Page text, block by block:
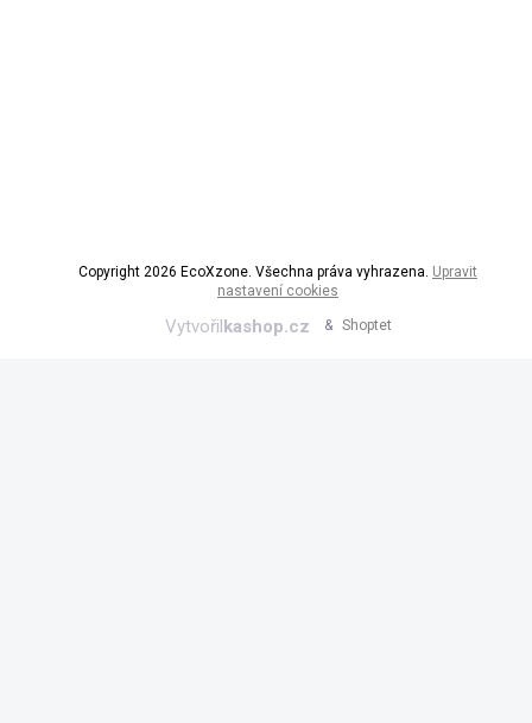
Vytvořilkashop.cz & Shoptet
Copyright 2026 EcoXzone. Všechna práva vyhrazena. Upravit
nastavení cookies